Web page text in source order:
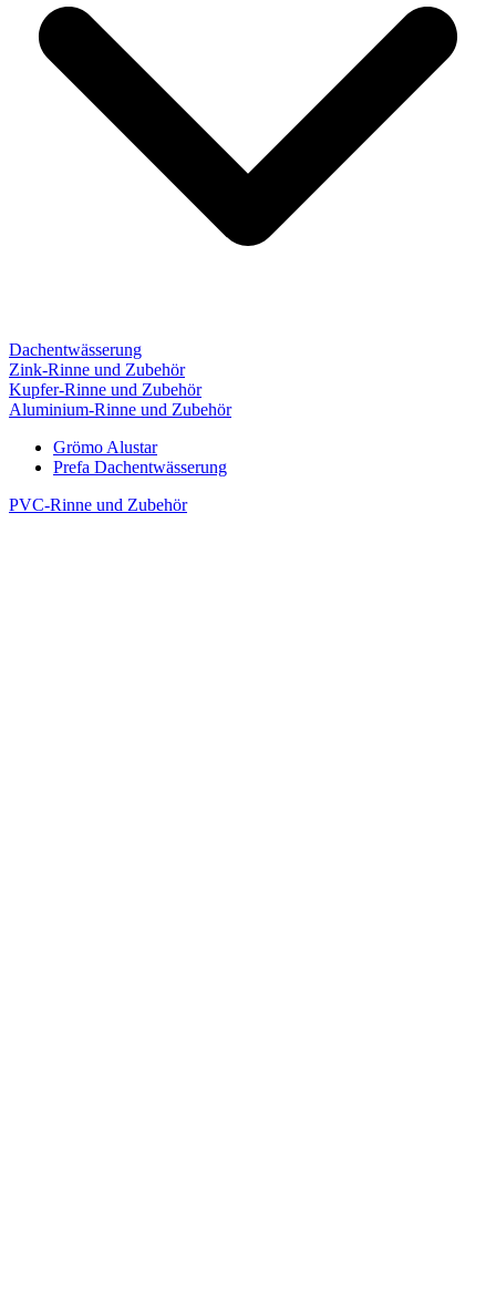
Dachentwässerung
Zink-Rinne und Zubehör
Kupfer-Rinne und Zubehör
Aluminium-Rinne und Zubehör
Grömo Alustar
Prefa Dachentwässerung
PVC-Rinne und Zubehör